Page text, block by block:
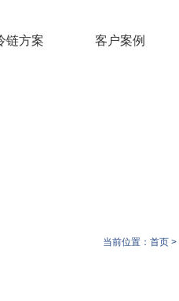
链方案 客户案例
当前位置： 首页 >